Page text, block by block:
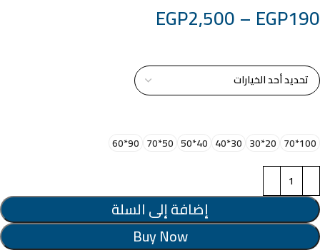
EGP190
–
EGP2,500
100*70
20*30
30*40
40*50
50*70
90*60
إضافة إلى السلة
Buy Now